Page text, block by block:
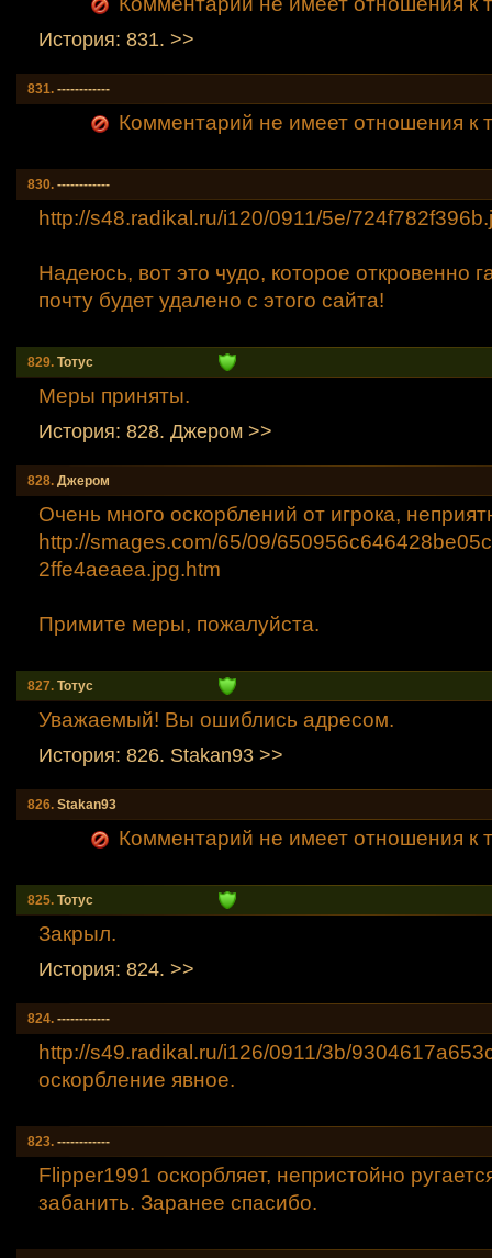
История: 831. >>
831. ------------
Комментарий не имеет отношения к
830. ------------
http://s48.radikal.ru/i120/0911/5e/724f782f396
Надеюсь, вот это чудо, которое откровенно
почту будет удалено с этого сайта!
829. Тотус
Меры приняты.
История: 828. Джером >>
828. Джером
Очень много оскорблений от игрока,
http://smages.com/65/09/
2ffe4aeaea.jpg.htm
Примите меры, пожалуйста.
827. Тотус
Уважаемый! Вы ошиблись адресом.
История: 826. Stakan93 >>
826. Stakan93
Комментарий не имеет отношения к
825. Тотус
Закрыл.
История: 824. >>
824. ------------
http://s49.radikal.ru/i126/0911/3b/9304617a653
оскорбление явное.
823. ------------
Flipper1991 оскорбляет, непристойно
забанить. Заранее спасибо.